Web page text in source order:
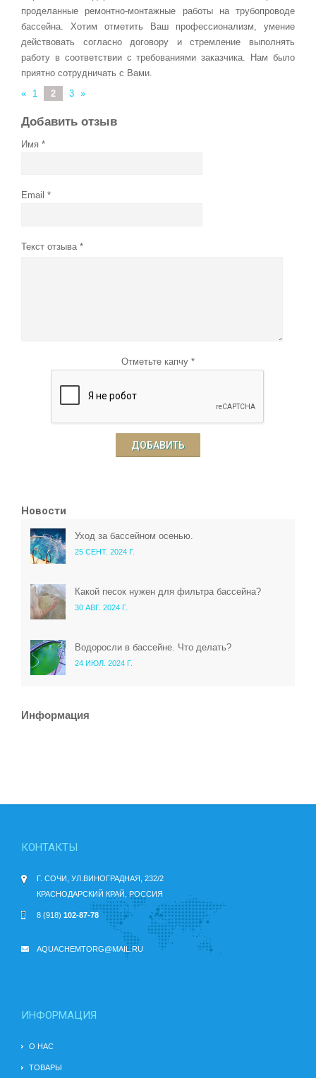
проделанные ремонтно-монтажные работы на трубопроводе
бассейна. Хотим отметить Ваш профессионализм, умение
действовать согласно договору и стремление выполнять
работу в соответствии с требованиями заказчика. Нам было
приятно сотрудничать с Вами.
«
1 2 3 »
Добавить отзыв
Имя
Email
Текст отзыва
Отметьте капчу *
ДОБАВИТЬ
Новости
Уход за бассейном осенью.
25 СЕНТ. 2024 Г.
Какой песок нужен для фильтра бассейна?
30 АВГ. 2024 Г.
Водоросли в бассейне. Что делать?
24 ИЮЛ. 2024 Г.
Информация
КОНТАКТЫ
Г. СОЧИ, УЛ.ВИНОГРАДНАЯ, 232/2
КРАСНОДАРСКИЙ КРАЙ, РОССИЯ
8 (918) 102-87-78
AQUACHEMTORG@MAIL.RU
ИНФОРМАЦИЯ
О НАС
ТОВАРЫ